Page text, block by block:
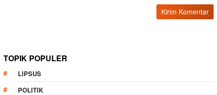
TOPIK POPULER
LIPSUS
POLITIK